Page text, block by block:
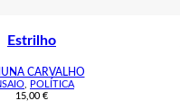
Estrilho
CARVALHO
POLÍTICA
15,00 €